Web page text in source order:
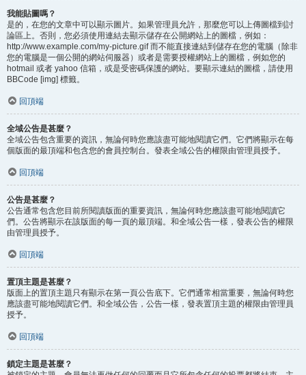
我能貼圖嗎？
是的，在您的文章中可以顯示圖片。如果管理員允許，那麼您可以上傳圖檔到討
論區上。否則，您必須使用連結去顯示儲存在公開網站上的圖檔，例如：
http://www.example.com/my-picture.gif 而不能直接連結到儲存在您的電腦（除非
您的電腦是一個公開的網站伺服器）或者是需要授權網站上的圖檔，例如您的
hotmail 或者 yahoo 信箱，或是受密碼保護的網站。要顯示連結的圖檔，請使用
BBCode [img] 標籤。
回頂端
全域公告是甚麼？
全域公告包含重要的資訊，無論何時您應該盡可能地閱讀它們。它們將顯示在每
個版面的最頂端和包含您的會員控制台。發表全域公告的權限由管理員授予。
回頂端
公告是甚麼？
公告通常包含您目前所閱讀版面的重要資訊，無論何時您應該盡可能地閱讀它
們。公告將顯示在該版面的每一頁的最頂端。和全域公告一樣，發表公告的權限
由管理員授予。
回頂端
置頂主題是甚麼？
版面上的置頂主題只有顯示在第一頁公告底下。它們通常相當重要，無論何時您
應該盡可能地閱讀它們。和全域公告，公告一樣，發表置頂主題的權限由管理員
授予。
回頂端
鎖定主題是甚麼？